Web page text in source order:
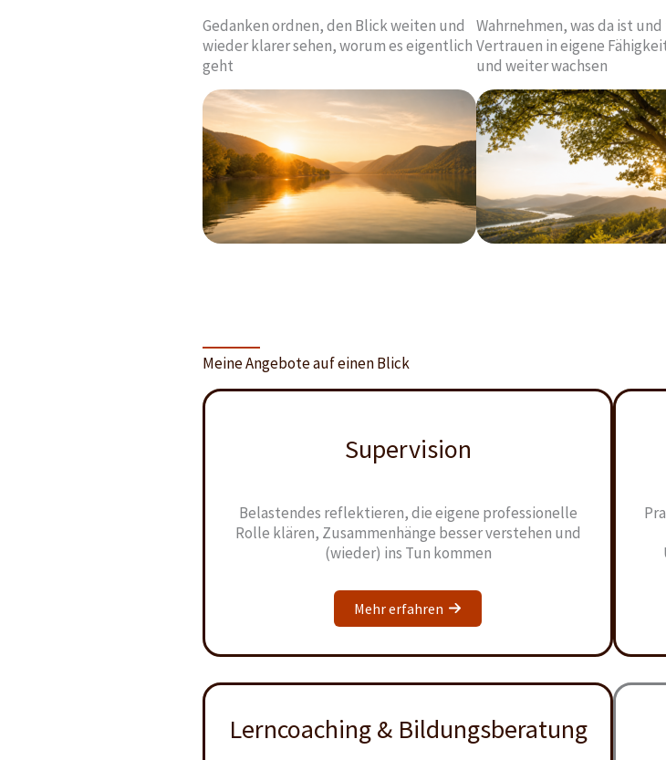
Gedanken ordnen, den Blick weiten und
wieder klarer sehen, worum es eigentlich
geht
Wahrnehmen, was da ist
Vertrauen in eigene
und weiter wachsen
Meine Angebote auf einen Blick
Supervision
Belastendes reflektieren, die eigene professionelle
Rolle klären, Zusammenhänge besser verstehen und
(wieder) ins Tun kommen
Mehr erfahren
Lerncoaching & Bildungsberatung